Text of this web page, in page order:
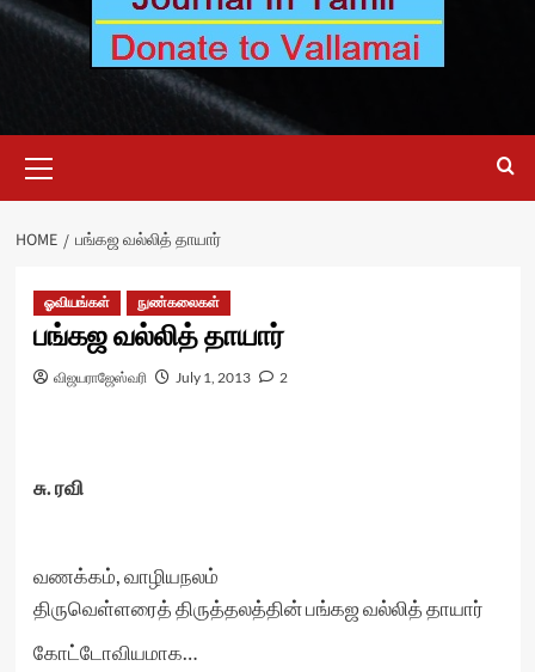
Menu
HOME பங்கஜ வல்லித் தாயார்
ஓவியங்கள் நுண்கலைகள்
பங்கஜ வல்லித் தாயார்
விஜயராஜேஸ்வரி July 1, 2013 2
சு. ரவி
வணக்கம், வாழியநலம்
திருவெள்ளரைத் திருத்தலத்தின் பங்கஜ வல்லித் தாயார்
கோட்டோவியமாக…